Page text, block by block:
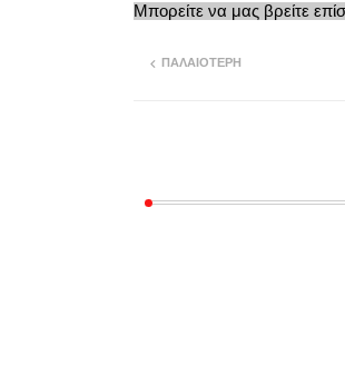
Μπορείτε να μας βρείτε
ΠΑΛΑΙΌΤΕΡΗ